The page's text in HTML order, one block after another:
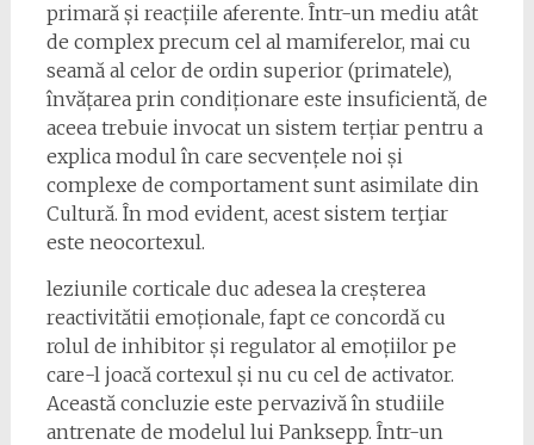
primară și reacțiile aferente. Într-un mediu atât
de complex precum cel al mamiferelor, mai cu
seamă al celor de ordin superior (primatele),
învățarea prin condiționare este insuficientă, de
aceea trebuie invocat un sistem terțiar pentru a
explica modul în care secvențele noi și
complexe de comportament sunt asimilate din
Cultură. În mod evident, acest sistem terţiar
este neocortexul.
leziunile corticale duc adesea la creșterea
reactivitătii emoționale, fapt ce concordă cu
rolul de inhibitor și regulator al emoțiilor pe
care-l joacă cortexul și nu cu cel de activator.
Această concluzie este pervazivă în studiile
antrenate de modelul lui Panksepp. Într-un